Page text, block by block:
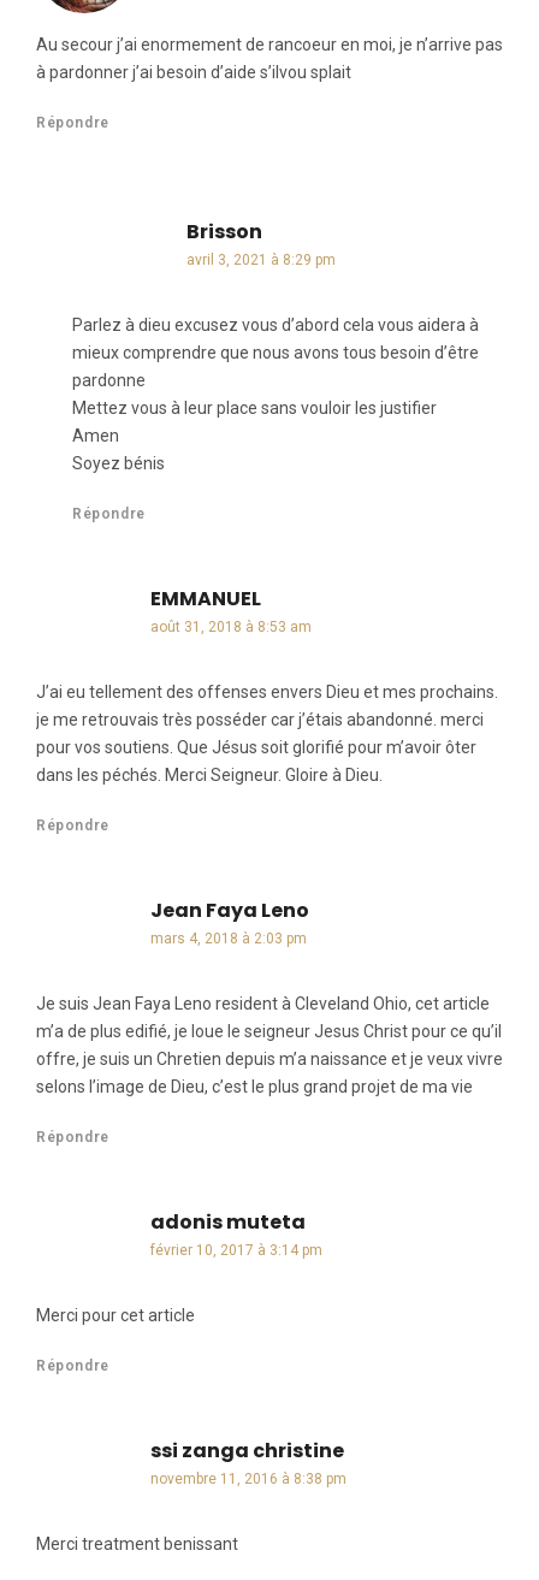
Au secour j’ai enormement de rancoeur en moi, je n’arrive pas
à pardonner j’ai besoin d’aide s’ilvou splait
Répondre
Brisson
avril 3, 2021 à 8:29 pm
Parlez à dieu excusez vous d’abord cela vous aidera à
mieux comprendre que nous avons tous besoin d’être
pardonne
Mettez vous à leur place sans vouloir les justifier
Amen
Soyez bénis
Répondre
EMMANUELdit :
août 31, 2018 à 8:53 am
J’ai eu tellement des offenses envers Dieu et mes prochains.
je me retrouvais très posséder car j’étais abandonné. merci
pour vos soutiens. Que Jésus soit glorifié pour m’avoir ôter
dans les péchés. Merci Seigneur. Gloire à Dieu.
Répondre
Jean Faya Leno
mars 4, 2018 à 2:03 pm
Je suis Jean Faya Leno resident à Cleveland Ohio, cet article
m’a de plus edifié, je loue le seigneur Jesus Christ pour ce qu’il
offre, je suis un Chretien depuis m’a naissance et je veux vivre
selons l’image de Dieu, c’est le plus grand projet de ma vie
Répondre
adonis muteta
février 10, 2017 à 3:14 pm
Merci pour cet article
Répondre
ssi zanga christinedit :
novembre 11, 2016 à 8:38 pm
Merci treatment benissant